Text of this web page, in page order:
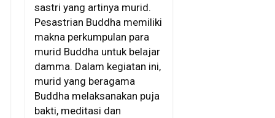
sastri yang artinya murid.
Pesastrian Buddha memiliki
makna perkumpulan para
murid Buddha untuk belajar
damma. Dalam kegiatan ini,
murid yang beragama
Buddha melaksanakan puja
bakti, meditasi dan